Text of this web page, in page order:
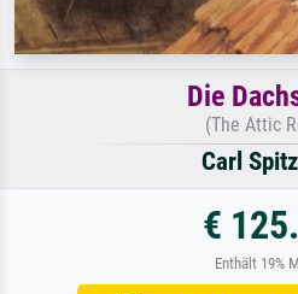
Die
(The Attic
Carl
€
Enthält 19%